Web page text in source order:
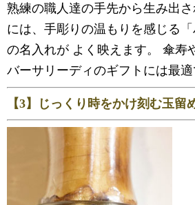
熟練の職人達の手先から生み出
には、手彫りの温もりを感じる「
の名入れが よく映えます。 傘寿
バーサリーディのギフトには最適
【3】じっくり時をかけ刻む玉留